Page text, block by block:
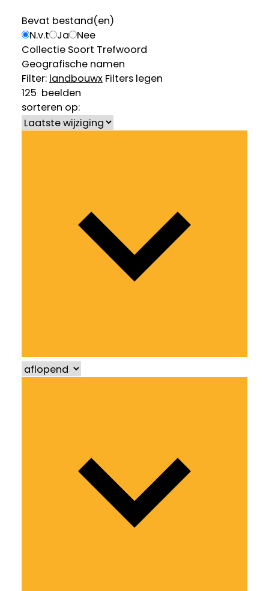
Bevat bestand(en)
N.v.t
Ja
Nee
Collectie Soort Trefwoord
Geografische namen
Filter: landbouwx Filters legen
125 beelden
sorteren op: